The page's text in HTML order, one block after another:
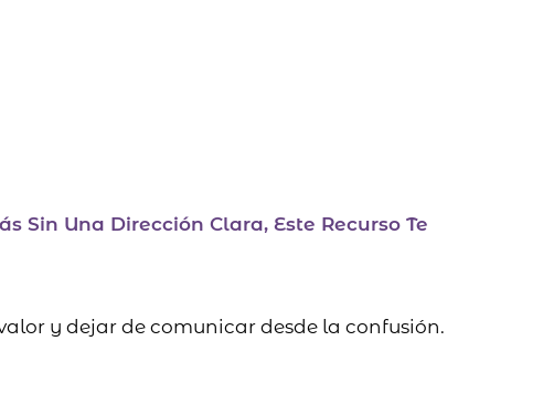
Sin Una Dirección Clara, Este Recurso Te
y dejar de comunicar desde la confusión.